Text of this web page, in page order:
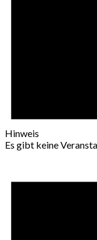
Hinweis
Es gibt keine